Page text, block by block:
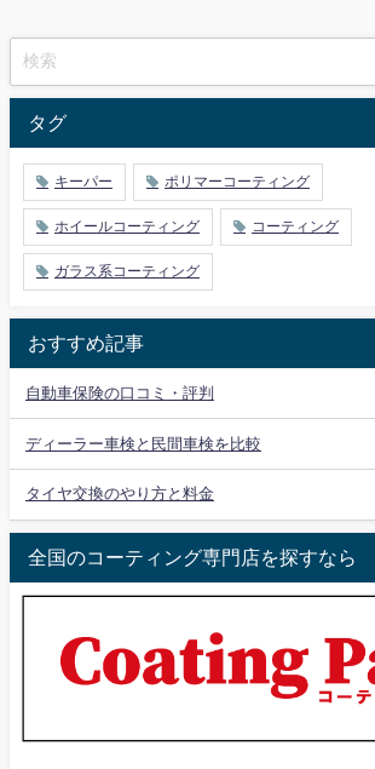
タグ
キーパー ポリマーコーティング
ホイールコーティング コーティング
ガラス系コーティング
おすすめ記事
自動車保険の口コミ・評判
ディーラー車検と民間車検を比較
タイヤ交換のやり方と料金
全国のコーティング専門店を探すなら